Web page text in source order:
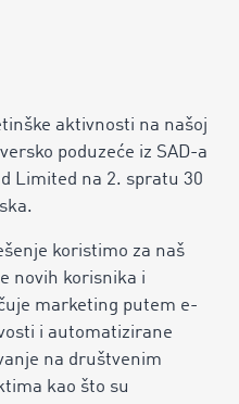
aktivnosti na našoj
poduzeće iz SAD-a
Limited na 2. spratu 30
koristimo za naš
novih korisnika i
marketing putem e-
i automatizirane
na društvenim
kao što su